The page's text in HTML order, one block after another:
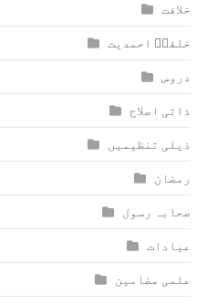
خلافت
خلفاؑ احمدیت
دروس
ذاتی اصلاح
ذیلی تنظیمیں
رمضان
صحابہ رسول
عبادات
علمی مضامین